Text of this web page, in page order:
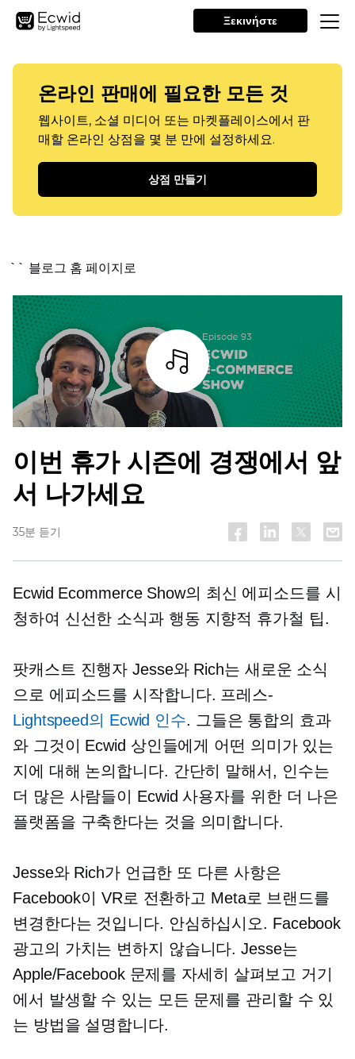
Ξεκινήστε
온라인 판매에 필요한 모든 것
웹사이트, 소셜 미디어 또는 마켓플레이스에서 판
매할 온라인 상점을 몇 분 만에 설정하세요.
상점 만들기
`` 블로그 홈 페이지로
조각
이번 휴가 시즌에 경쟁에서 앞
서 나가세요
35분 듣기
Ecwid Ecommerce Show의 최신 에피소드를 시
청하여 신선한 소식과 행동 지향적 휴가철 팁.
팟캐스트 진행자 Jesse와 Rich는 새로운 소식
으로 에피소드를 시작합니다. 프레스-
Lightspeed의 Ecwid 인수. 그들은 통합의 효과
와 그것이 Ecwid 상인들에게 어떤 의미가 있는
지에 대해 논의합니다. 간단히 말해서, 인수는
더 많은 사람들이 Ecwid 사용자를 위한 더 나은
플랫폼을 구축한다는 것을 의미합니다.
Jesse와 Rich가 언급한 또 다른 사항은
Facebook이 VR로 전환하고 Meta로 브랜드를
변경한다는 것입니다. 안심하십시오. Facebook
광고의 가치는 변하지 않습니다. Jesse는
Apple/Facebook 문제를 자세히 살펴보고 거기
에서 발생할 수 있는 모든 문제를 관리할 수 있
는 방법을 설명합니다.